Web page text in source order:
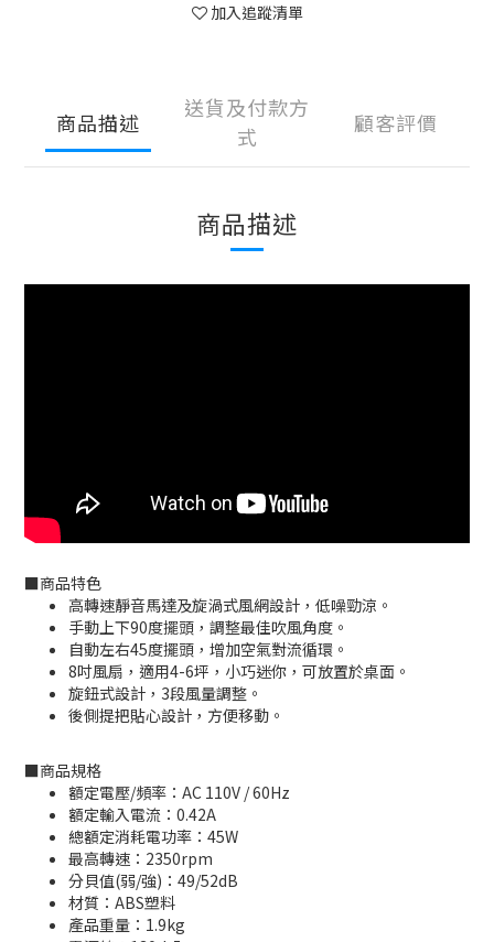
加入追蹤清單
商品描述
送貨及付款方
式
顧客評價
商品描述
■商品特色
高轉速靜音馬達及旋渦式風網設計，低噪勁涼。
手動上下90度擺頭，調整最佳吹風角度。
自動左右45度擺頭，增加空氣對流循環。
8吋風扇，適用4-6坪，小巧迷你，可放置於桌面。
旋鈕式設計，3段風量調整。
後側提把貼心設計，方便移動。
■商品規格
額定電壓/頻率：AC 110V / 60Hz
額定輸入電流：0.42A
總額定消耗電功率：45W
最高轉速：2350rpm
分貝值(弱/強)：49/52dB
材質：ABS塑料
產品重量：1.9kg